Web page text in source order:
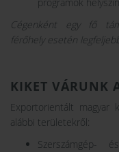
Cégenként egy fő
férőhely esetén
KIKET VÁRUNK
Exportorientált magyar
alábbi területekről:
Szerszámgép-